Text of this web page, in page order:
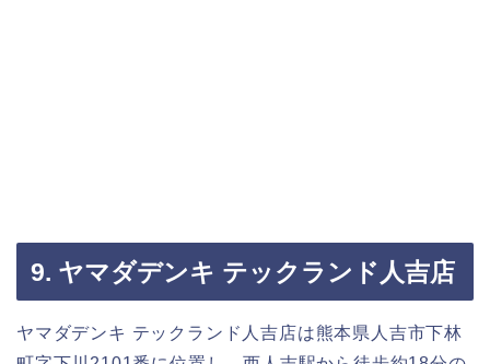
9. ヤマダデンキ テックランド人吉店
ヤマダデンキ テックランド人吉店は熊本県人吉市下林